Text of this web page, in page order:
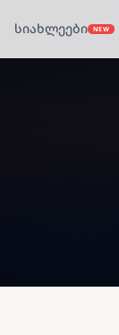
სიახლეები NEW